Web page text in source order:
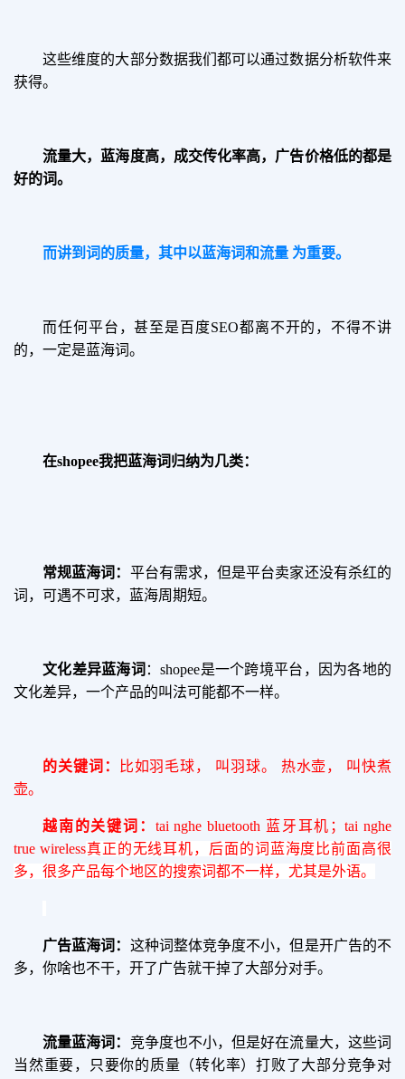
这些维度的大部分数据我们都可以通过数据分析软件来
获得。
流量大，蓝海度高，成交传化率高，广告价格低的都是
好的词。
而讲到词的质量，其中以蓝海词和流量 为重要。
而任何平台，甚至是百度SEO都离不开的，不得不讲
的，一定是蓝海词。
在shopee我把蓝海词归纳为几类：
常规蓝海词： 平台有需求，但是平台卖家还没有杀红的
词，可遇不可求，蓝海周期短。
文化差异蓝海词 ：shopee是一个跨境平台，因为各地的
文化差异，一个产品的叫法可能都不一样。
的关键词： 比如羽毛球， 叫羽球。
热水壶， 叫快煮
壶。
越南的关键词： tai nghe bluetooth 蓝牙耳机；tai nghe
true wireless真正的无线耳机，后面的词蓝海度比前面高很
多，很多产品每个地区的搜索词都不一样，尤其是外语。
广告蓝海词： 这种词整体竞争度不小，但是开广告的不
多，你啥也不干，开了广告就干掉了大部分对手。
流量蓝海词： 竞争度也不小，但是好在流量大，这些词
当然重要，只要你的质量（转化率）打败了大部分竞争对